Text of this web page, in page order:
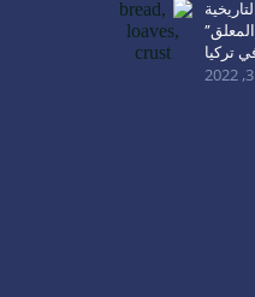
تركيا